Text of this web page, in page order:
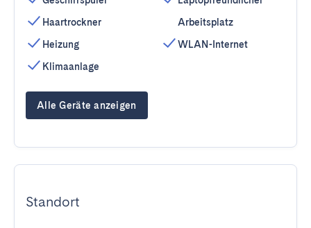
Haartrockner
Heizung
Klimaanlage
Arbeitsplatz
WLAN-Internet
Alle Geräte anzeigen
Standort